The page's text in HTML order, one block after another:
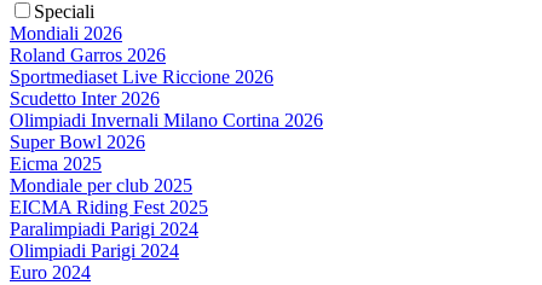
Speciali
Mondiali 2026
Roland Garros 2026
Sportmediaset Live Riccione 2026
Scudetto Inter 2026
Olimpiadi Invernali Milano Cortina 2026
Super Bowl 2026
Eicma 2025
Mondiale per club 2025
EICMA Riding Fest 2025
Paralimpiadi Parigi 2024
Olimpiadi Parigi 2024
Euro 2024